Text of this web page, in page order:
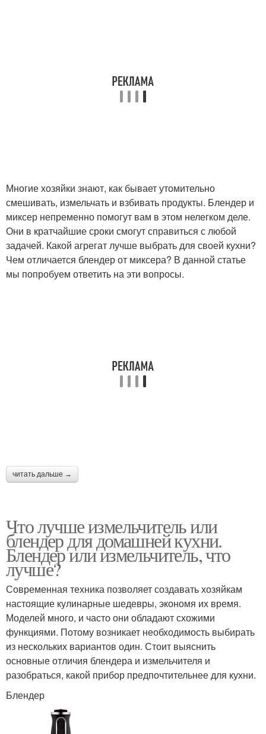
Многие хозяйки знают, как бывает утомительно
смешивать, измельчать и взбивать продукты. Блендер и
миксер непременно помогут вам в этом нелегком деле.
Они в кратчайшие сроки смогут справиться с любой
задачей. Какой агрегат лучше выбрать для своей кухни?
Чем отличается блендер от миксера? В данной статье
мы попробуем ответить на эти вопросы.
читать дальше →
Что лучше измельчитель или
блендер для домашней кухни.
Блендер или измельчитель, что
лучше?
Современная техника позволяет создавать хозяйкам
настоящие кулинарные шедевры, экономя их время.
Моделей много, и часто они обладают схожими
функциями. Потому возникает необходимость выбирать
из нескольких вариантов один. Стоит выяснить
основные отличия блендера и измельчителя и
разобраться, какой прибор предпочтительнее для кухни.
Блендер